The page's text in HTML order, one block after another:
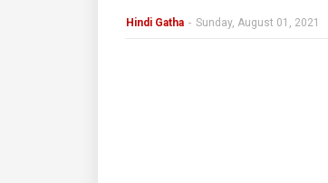
Hindi Gatha - Sunday, August 01, 2021